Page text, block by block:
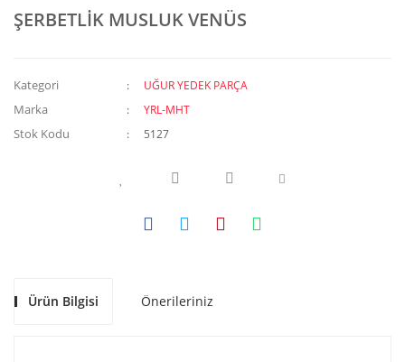
ŞERBETLİK MUSLUK VENÜS
Kategori UĞUR YEDEK PARÇA
Marka YRL-MHT
Stok Kodu 5127
Ürün Bilgisi Önerileriniz